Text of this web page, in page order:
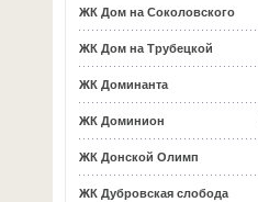
ЖК Дом на Соколовского
ЖК Дом на Трубецкой
ЖК Доминанта
ЖК Доминион
ЖК Донской Олимп
ЖК Дубровская слобода